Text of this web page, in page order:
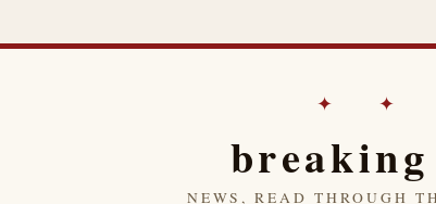
✦ ✦
breaking
NEWS, READ THROUGH